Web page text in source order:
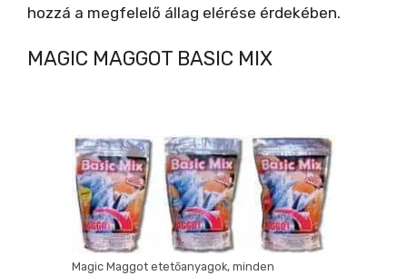
hozzá a megfelelő állag elérése érdekében.
MAGIC MAGGOT BASIC MIX
Magic Maggot etetőanyagok, minden